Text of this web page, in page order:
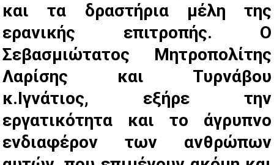
και τα δραστήρια μέλη της
ερανικής επιτροπής. Ο
Σεβασμιώτατος Μητροπολίτης
Λαρίσης και Τυρνάβου
κ.Ιγνάτιος, εξήρε την
εργατικότητα και το άγρυπνο
ενδιαφέρον των ανθρώπων